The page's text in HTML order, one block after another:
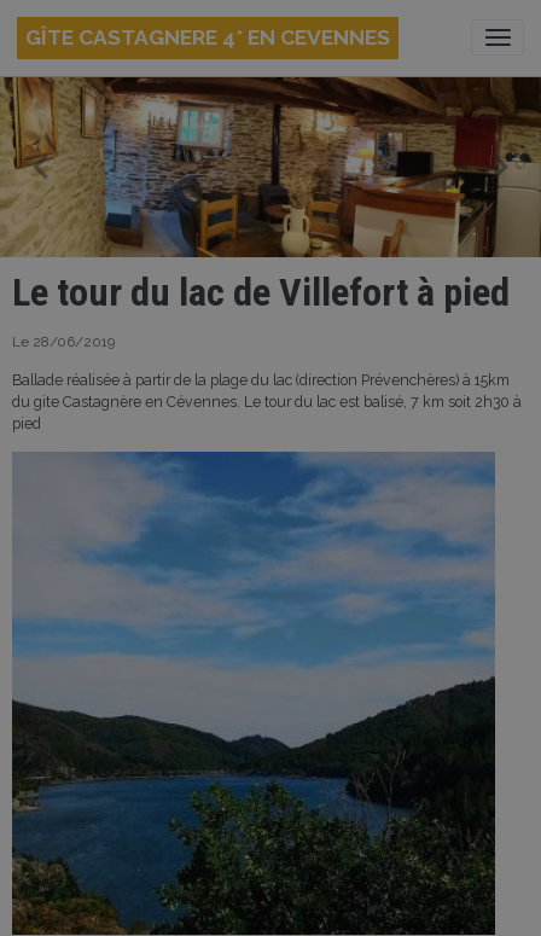
GÎTE CASTAGNERE 4* EN CEVENNES
Le tour du lac de Villefort à pied
Le 28/06/2019
Ballade réalisée à partir de la plage du lac (direction Prévenchères) à 15km
du gite Castagnère en Cévennes. Le tour du lac est balisé, 7 km soit 2h30 à
pied